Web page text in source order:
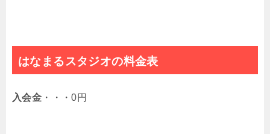
はなまるスタジオの料金表
入会金 ・・・0円